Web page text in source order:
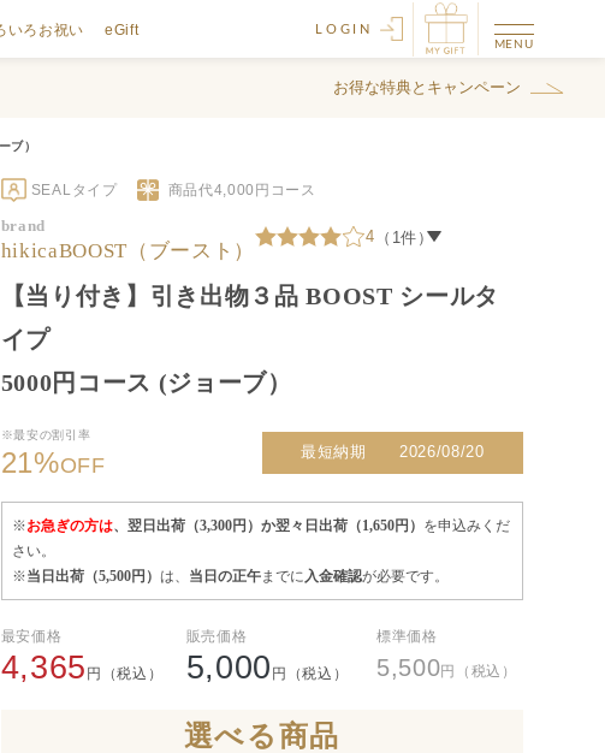
いろお祝い eGift LOGIN
お得な特典とキャンペーン
ブ）
SEALタイプ 商品代4,000 円コース
brand
hikicaBOOST（ブースト）
4 （1件）
【当り付き】引き出物３品 BOOST シールタ
イプ
5000円コース (ジョーブ）
※最安の割引率
21%OFF
最短納期 2026/08/20
※お急ぎの方は、翌日出荷（3,300円）か翌々日出荷（1,650円） を申込みくだ
さい。
※当日出荷（5,500円）は、 当日の正午までに 入金確認が必要です。
最安価格
4,365 円（税込）
販売価格
5,000 円（税込）
標準価格
5,500円（税込）
選べる商品